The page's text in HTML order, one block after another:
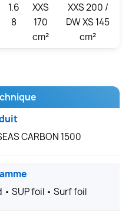
1.6
8
XXS
170
cm²
XXS 200 /
DW XS 145
cm²
CARBON 1500
SUP foil • Surf foil